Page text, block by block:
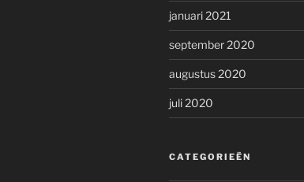
januari 2021
september 2020
augustus 2020
juli 2020
CATEGORIEËN